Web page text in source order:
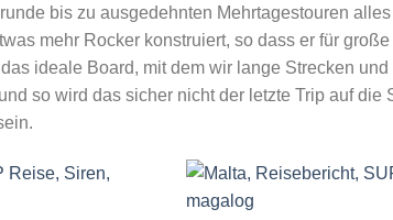
bis zu ausgedehnten Mehrtagestouren
mehr Rocker konstruiert, so dass er für
ideale Board, mit dem wir lange Strecken
so wird das sicher nicht der letzte Trip auf die